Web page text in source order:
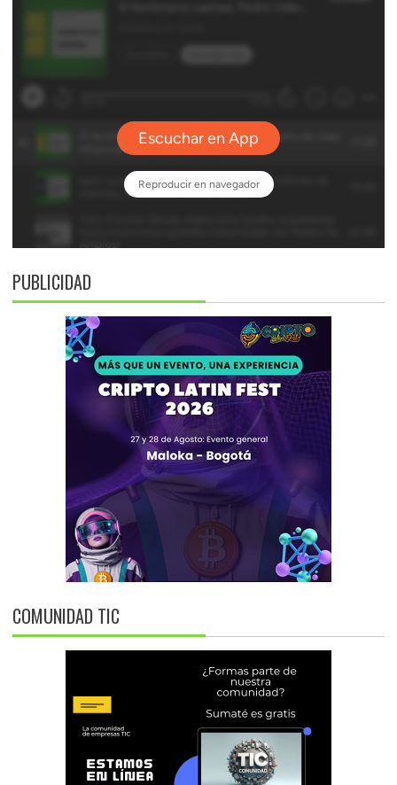
PUBLICIDAD
COMUNIDAD TIC